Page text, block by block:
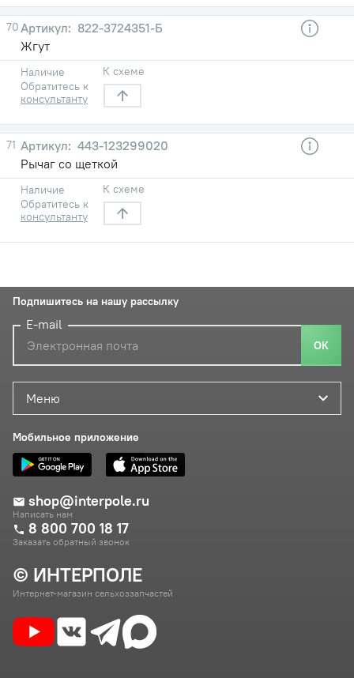
70
822-3724351-Б
Жгут
Наличие
Обратитесь к
консультанту
К схеме
71
443-123299020
Рычаг со щеткой
Наличие
Обратитесь к
консультанту
К схеме
© ИНТЕРПОЛЕ
Интернет-магазин сельхоззапчастей
Меню
Мобильное приложение
shop@interpole.ru
Написать нам
8 800 700 18 17
Заказать обратный звонок
Подпишитесь на нашу рассылку
E-mail
ОК